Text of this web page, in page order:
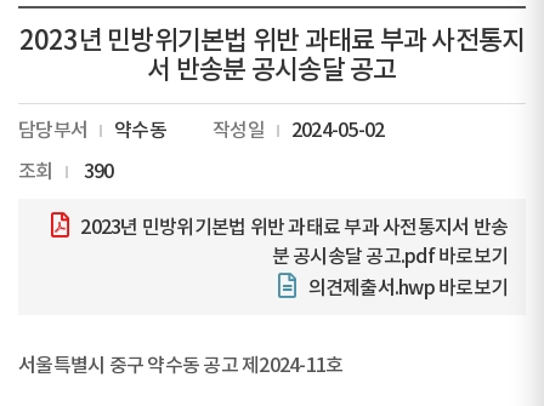
2023년 민방위기본법 위반 과태료 부과 사전통지
서 반송분 공시송달 공고
담당부서 약수동 작성일
2024-05-02
조회
390
2023년 민방위기본법 위반 과태료 부과 사전통지서 반송
분 공시송달 공고.pdf 바로보기
의견제출서.hwp 바로보기
서울특별시 중구 약수동 공고 제2024-11호